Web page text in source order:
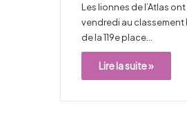
Les lionnes de l’Atlas
vendredi au classement
de la 119e place…
Lire la suite »